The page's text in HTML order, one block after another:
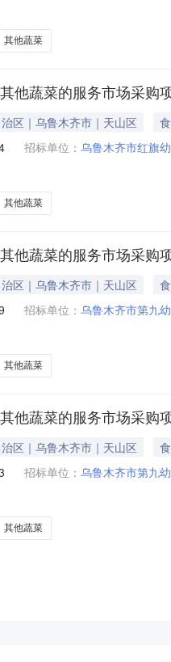
其他蔬菜
他蔬菜的服务市场采购
区｜乌鲁木齐市｜天山区
招标单位： 乌鲁木齐市红旗
其他蔬菜
他蔬菜的服务市场采购
区｜乌鲁木齐市｜天山区
招标单位： 乌鲁木齐市第九
其他蔬菜
他蔬菜的服务市场采购
区｜乌鲁木齐市｜天山区
招标单位： 乌鲁木齐市第九
其他蔬菜